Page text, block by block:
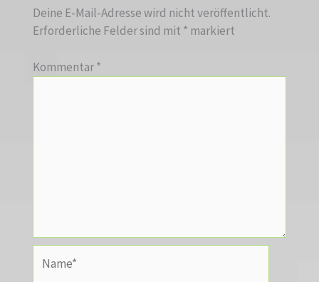
Deine E-Mail-Adresse wird nicht veröffentlicht.
Erforderliche Felder sind mit * markiert
Kommentar*